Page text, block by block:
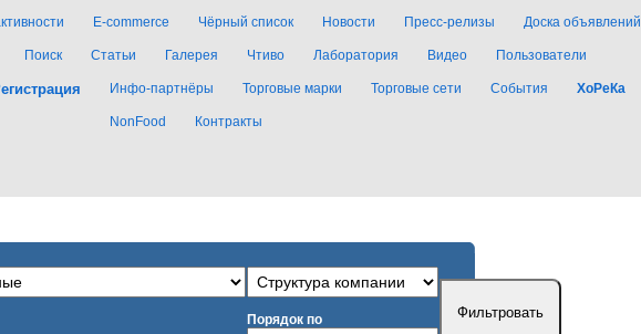
E-commerce Чёрный список Новости Пресс-релизы Доска объявлений
Поиск Статьи Галерея Чтиво Лаборатория Видео Пользователи
Инфо-партнёры Торговые марки Торговые сети События ХоРеКа
NonFood Контракты
Порядок по